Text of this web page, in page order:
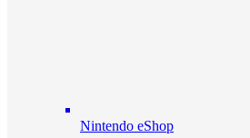
Nintendo eShop